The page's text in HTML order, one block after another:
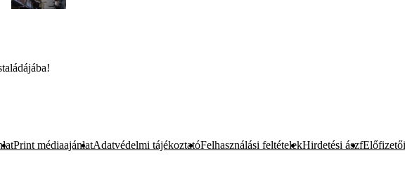
Print médiaajánlatAdatvédelmi tájékoztatóFelhasználási feltételekHirdetési ászf